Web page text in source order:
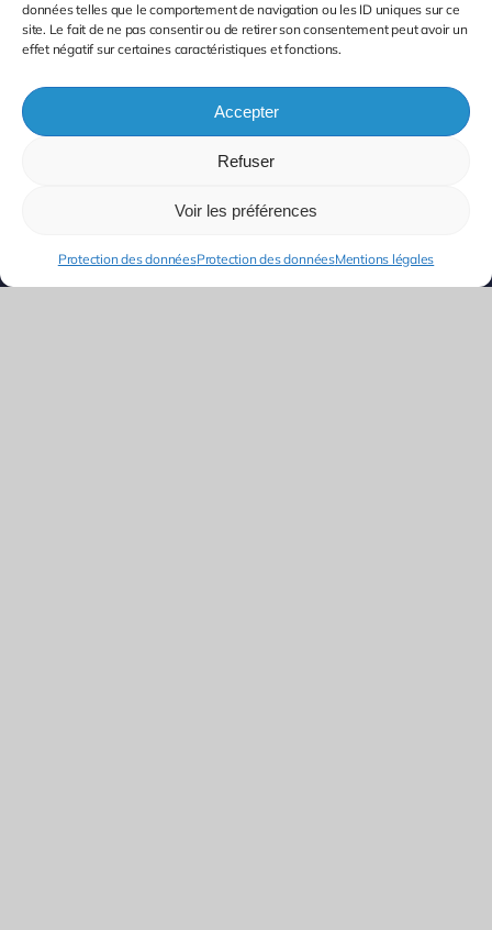
données telles que le comportement de navigation ou les ID uniques sur ce
site. Le fait de ne pas consentir ou de retirer son consentement peut avoir un
effet négatif sur certaines caractéristiques et fonctions.
Accepter
Refuser
Voir les préférences
Protection des donnéesProtection des donnéesMentions légales